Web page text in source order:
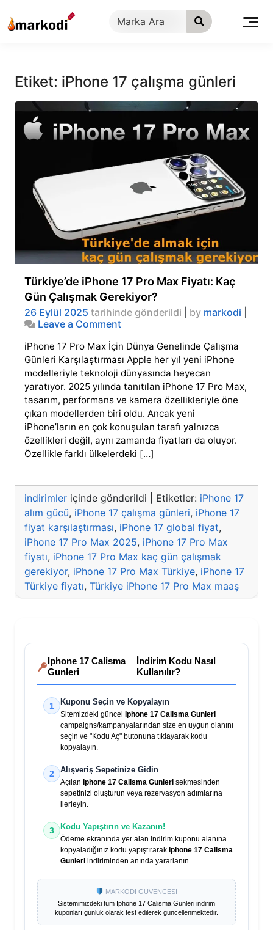
geç
Etiket: iPhone 17 çalışma günleri
Türkiye’de iPhone 17 Pro Max Fiyatı: Kaç
Gün Çalışmak Gerekiyor?
26 Eylül 2025 tarihinde gönderildi by markodi
Leave a Commenton
iPhone
17
Pro
Max
Fiyatı:
Kaç
Gün
Çalışmak
Gerekiyor?
iPhone 17 Pro Max İçin Dünya Genelinde Çalışma
Günleri Karşılaştırması Apple her yıl yeni iPhone
modelleriyle teknoloji dünyasında heyecan
yaratıyor. 2025 yılında tanıtılan iPhone 17 Pro Max,
tasarım, performans ve kamera özellikleriyle öne
çıkan modellerden biri oldu. Ancak yeni
iPhone’ların en çok konuşulan tarafı yalnızca
özellikleri değil, aynı zamanda fiyatları da oluyor.
Özellikle farklı ülkelerdeki […]
indirimler içinde gönderildi Etiketler: iPhone 17
alım gücü, iPhone 17 çalışma günleri, iPhone 17
fiyat karşılaştırması, iPhone 17 global fiyat,
iPhone 17 Pro Max 2025, iPhone 17 Pro Max
fiyatı, iPhone 17 Pro Max kaç gün çalışmak
gerekiyor, iPhone 17 Pro Max Türkiye, iPhone 17
Türkiye fiyatı, Türkiye iPhone 17 Pro Max maaş
Iphone 17 Calisma
Gunleri
İndirim Kodu Nasıl
Kullanılır?
1 Kuponu Seçin ve Kopyalayın
Sitemizdeki güncel
Iphone 17 Calisma Gunleri
campaigns/kampanyalarından size en uygun olanını
seçin ve "Kodu Aç" butonuna tıklayarak kodu
kopyalayın.
2 Alışveriş Sepetinize Gidin
Açılan Iphone 17 Calisma Gunleri sekmesinden
sepetinizi oluşturun veya rezervasyon adımlarına
ilerleyin.
3 Kodu Yapıştırın ve Kazanın!
Ödeme ekranında yer alan indirim kuponu alanına
kopyaladığınız kodu yapıştırarak Iphone 17 Calisma
Gunleri indiriminden anında yararlanın.
MARKODİ GÜVENCESİ
Sistemimizdeki tüm Iphone 17 Calisma Gunleri indirim
kuponları günlük olarak test edilerek güncellenmektedir.